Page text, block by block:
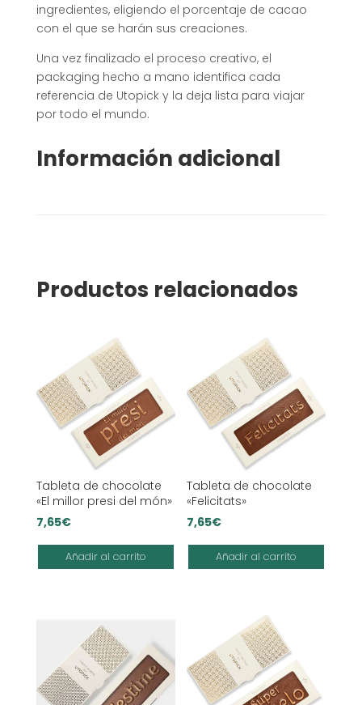
ingredientes, eligiendo el porcentaje de cacao
con el que se harán sus creaciones.
Una vez finalizado el proceso creativo, el
packaging hecho a mano identifica cada
referencia de Utopick y la deja lista para viajar
por todo el mundo.
Información adicional
Productos relacionados
Tableta de chocolate
«El millor presi del món»
7,65€
Añadir al carrito
Tableta de chocolate
«Felicitats»
7,65€
Añadir al carrito